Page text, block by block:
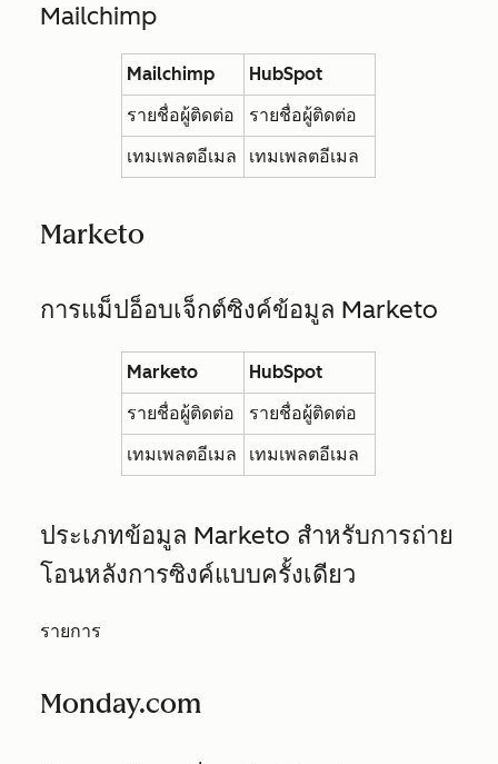
Mailchimp
Mailchimp
HubSpot
รายชื่อผู้ติดต่อ
รายชื่อผู้ติดต่อ
เทมเพลตอีเมล
เทมเพลตอีเมล
Marketo
การแม็ปอ็อบเจ็กต์ซิงค์ข้อมูล Marketo
Marketo
HubSpot
รายชื่อผู้ติดต่อ
รายชื่อผู้ติดต่อ
เทมเพลตอีเมล
เทมเพลตอีเมล
ประเภทข้อมูล Marketo สำหรับการถ่าย
โอนหลังการซิงค์แบบครั้งเดียว
รายการ
Monday.com